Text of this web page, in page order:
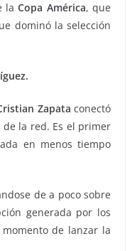
laCopa América, que
dominó la selección
Zapata conectó
la red. Es el primer
en menos tiempo
de a poco sobre
generada por los
de lanzar la